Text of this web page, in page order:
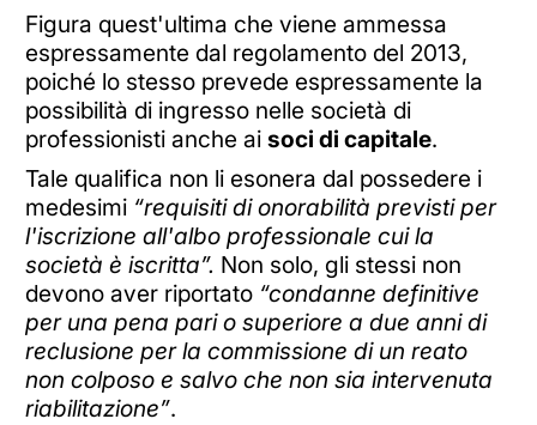
Figura quest'ultima che viene ammessa
espressamente dal regolamento del 2013,
poiché lo stesso prevede espressamente la
possibilità di ingresso nelle società di
professionisti anche ai soci di capitale.
Tale qualifica non li esonera dal possedere i
medesimi “requisiti di onorabilità previsti per
l'iscrizione all'albo professionale cui la
società è iscritta”. Non solo, gli stessi non
devono aver riportato “condanne definitive
per una pena pari o superiore a due anni di
reclusione per la commissione di un reato
non colposo e salvo che non sia intervenuta
riabilitazione”.